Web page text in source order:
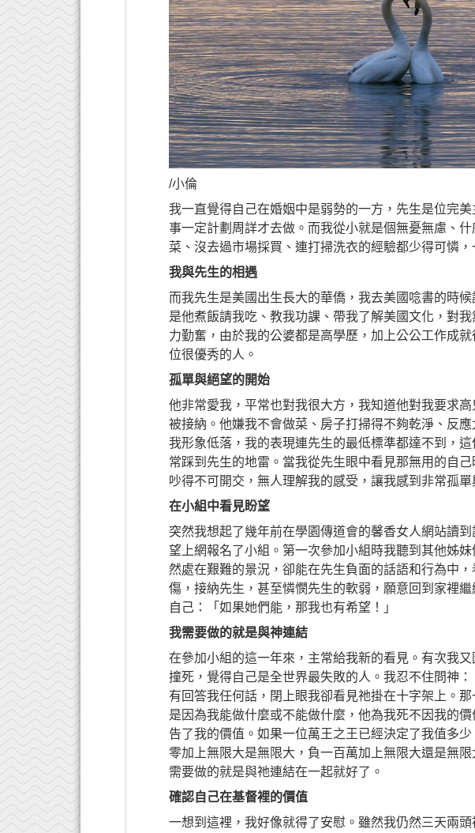
/小倫
我一直覺得自己在婚姻中是弱勢的一方，先生是位完
事一定計劃周詳才去做。而我從小就是個無憂無慮、
菜、沒去過市場採買、連打掃洗衣的經驗都少得可憐，
我與先生的相遇
而我先生是美國出生長大的華僑，我去美國唸書的時
是他煮飯請我吃、教我功課、帶我了解美國文化，對
力勤奮，由於我的公婆都是高學歷，加上公公工作成
位很優秀的人。
孤單與絕望的開始
他非常愛我，平常也對我很大方，我知道他對我要求
被接納。他嫌我不會做菜、房子打掃得不夠乾淨、反
我形象低落，我的表現連先生的最低標準都達不到，
常踩到先生的地雷。當我從先生眼中看見那無用的自
吵得不可開交，無人理解我的感受，讓我感到非常孤單
在小組中看見盼望
突然我想起了幾年前在學園傳道會的馨香女人網站讀
望上網報名了小組。第一次參加小組時我聽到其他姊
然處在艱難的景況，卻能在先生負面的話語和行為中
傷，接納先生，甚至憐憫先生的軟弱，願意回到家裡
自己：「如果她們能，那我也有希望！」
我需要做的就是與神連結
在參加小組的這一年來，主常給我新的看見。有次我
撞死，覺得自己是全世界最失敗的人。我忍不住問神
有回答我任何話，閉上眼我卻看見祂掛在十字架上。
是因為我能做什麼或不能做什麼，他為我死不因我的
告了我的價值。如果一位萬王之王已經決定了我值多
零加上無限大是無限大，負一百萬加上無限大還是無
需要做的就是與祂連結在一起就好了。
確認自己在基督裡的價值
一想到這裡，我好像就得了安慰。雖然我仍然三天兩